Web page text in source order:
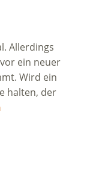
Allerdings
ein neuer
Wird ein
halten, der